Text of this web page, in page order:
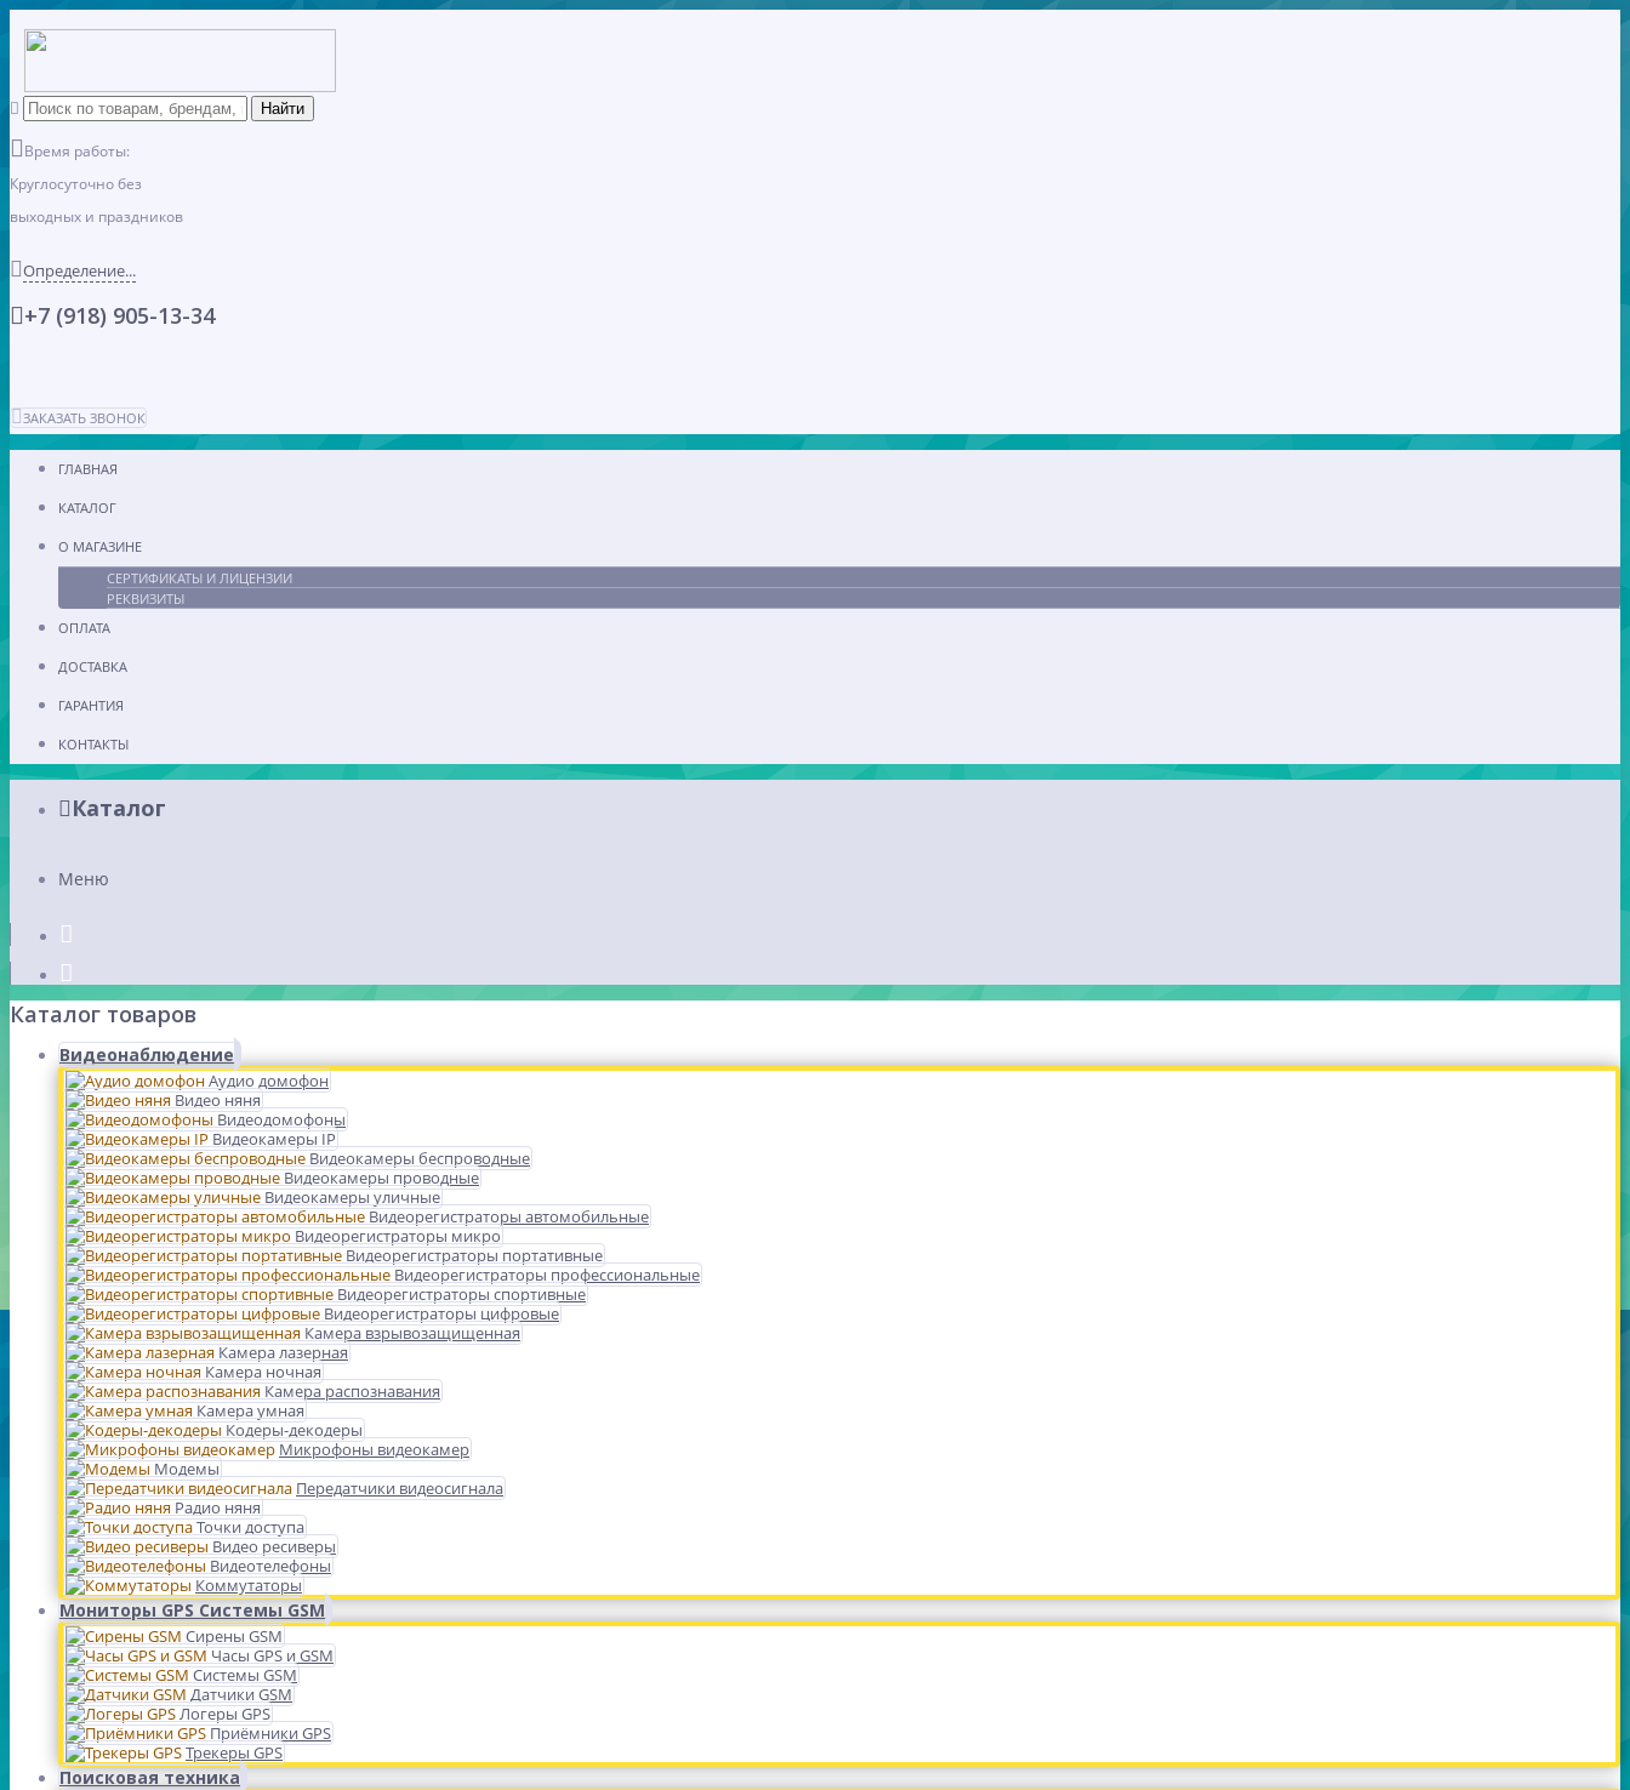
Время работы:
Круглосуточно без
выходных и праздников
Определение...
+7 (918) 905-13-34
ЗАКАЗАТЬ ЗВОНОК
ГЛАВНАЯ
КАТАЛОГ
О МАГАЗИНЕ
СЕРТИФИКАТЫ И ЛИЦЕНЗИИ
РЕКВИЗИТЫ
ОПЛАТА
ДОСТАВКА
ГАРАНТИЯ
КОНТАКТЫ
Каталог
Меню
Каталог товаров
Видеонаблюдение
Аудио домофон
Видео няня
Видеодомофоны
Видеокамеры IP
Видеокамеры беспроводные
Видеокамеры проводные
Видеокамеры уличные
Видеорегистраторы автомобильные
Видеорегистраторы микро
Видеорегистраторы портативные
Видеорегистраторы профессиональные
Видеорегистраторы спортивные
Видеорегистраторы цифровые
Камера взрывозащищенная
Камера лазерная
Камера ночная
Камера распознавания
Камера умная
Кодеры-декодеры
Микрофоны видеокамер
Модемы
Передатчики видеосигнала
Радио няня
Точки доступа
Видео ресиверы
Видеотелефоны
Коммутаторы
Мониторы GPS Системы GSM
Сирены GSM
Часы GPS и GSM
Системы GSM
Датчики GSM
Логеры GPS
Приёмники GPS
Трекеры GPS
Поисковая техника